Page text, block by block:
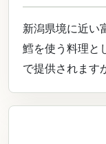
新潟県境に近い
鱈を使う料理と
で提供されます